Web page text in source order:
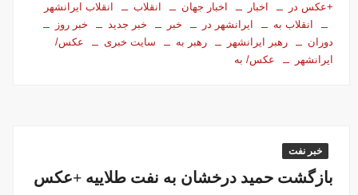
+عکس در اخبار اخبار جهان انقلاب
انقلاب ایرانشهر
انقلاب به
ایرانشهر در خبر خبر جدید
خبر روز
دوران
رهبر ایرانشهر رهبر به سایت خبری
عکس/
ایرانشهر
عکس/ به
خبر نفت
بازگشت حمید درخشان به نفت طلاییه +عکس